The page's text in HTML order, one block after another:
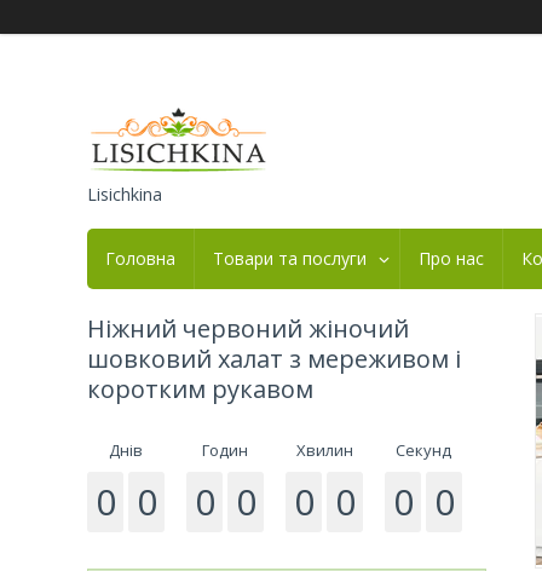
Lisichkina
Головна Товари та послуги Про нас
Ніжний червоний жіночий
шовковий халат з мереживом і
коротким рукавом
Днів
0 0
Годин
0 0
Хвилин
0 0
Секунд
0 0